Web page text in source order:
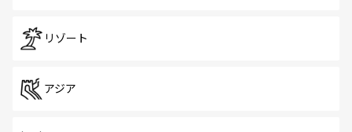
リゾート
アジア